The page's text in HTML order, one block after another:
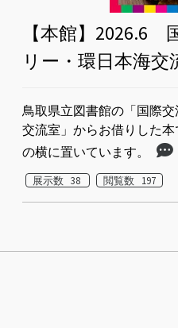
【本館】2026.6
リー・環日本海交
鳥取県立図書館の「国際
交流室」からお借りした
の横に置いています。
展示数 38 閲覧数 197